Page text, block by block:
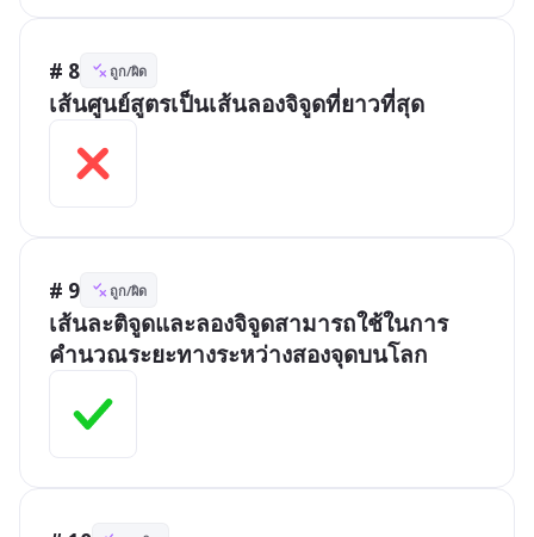
# 8 ถูก/ผิด
เส้นศูนย์สูตรเป็นเส้นลองจิจูดที่ยาวที่สุด
# 9 ถูก/ผิด
เส้นละติจูดและลองจิจูดสามารถใช้ในการ
คำนวณระยะทางระหว่างสองจุดบนโลก